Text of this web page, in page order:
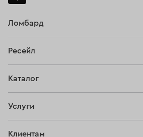
Ломбард
Тарифы
Ресейл
Купить
Каталог
Услуги
Клиентам